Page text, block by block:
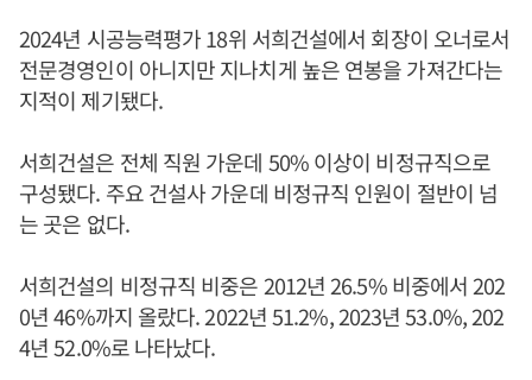
2024년 시공능력평가 18위 서희건설에서 회장이 오너로서
전문경영인이 아니지만 지나치게 높은 연봉을 가져간다는
지적이 제기됐다.
서희건설은 전체 직원 가운데 50% 이상이 비정규직으로
구성됐다. 주요 건설사 가운데 비정규직 인원이 절반이 넘
는 곳은 없다.
서희건설의 비정규직 비중은 2012년 26.5% 비중에서 202
0년 46%까지 올랐다. 2022년 51.2%, 2023년 53.0%, 202
4년 52.0%로 나타났다.